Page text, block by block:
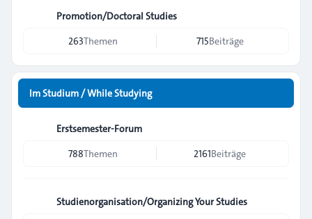
Promotion/Doctoral Studies
263Themen 715Beiträge
Im Studium / While Studying
Erstsemester-Forum
788Themen 2161Beiträge
Studienorganisation/Organizing Your Studies